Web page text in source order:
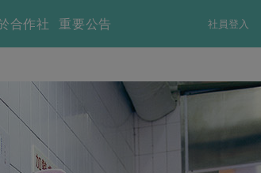
社員登入
合作社 重要公告